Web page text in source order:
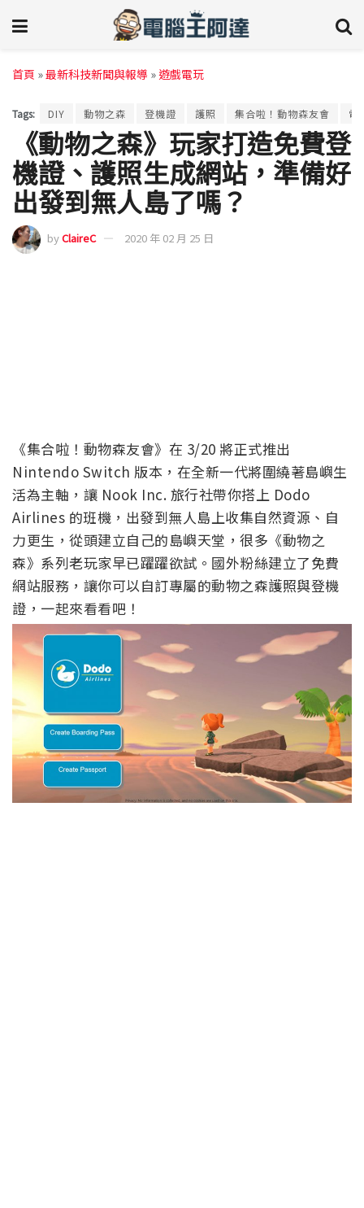
首頁 »最新科技新聞與報導 »遊戲電玩
Tags: DIY 動物之森 登機證 護照 集合啦！動物森友會 電
《動物之森》玩家打造免費登
機證、護照生成網站，準備好
出發到無人島了嗎？
byClaireC 2020 年 02 月 25 日
《集合啦！動物森友會》在 3/20 將正式推出
Nintendo Switch 版本，在全新一代將圍繞著島嶼生
活為主軸，讓 Nook Inc. 旅行社帶你搭上 Dodo
Airlines 的班機，出發到無人島上收集自然資源、自
力更生，從頭建立自己的島嶼天堂，很多《動物之
森》系列老玩家早已躍躍欲試。國外粉絲建立了免費
網站服務，讓你可以自訂專屬的動物之森護照與登機
證，一起來看看吧！